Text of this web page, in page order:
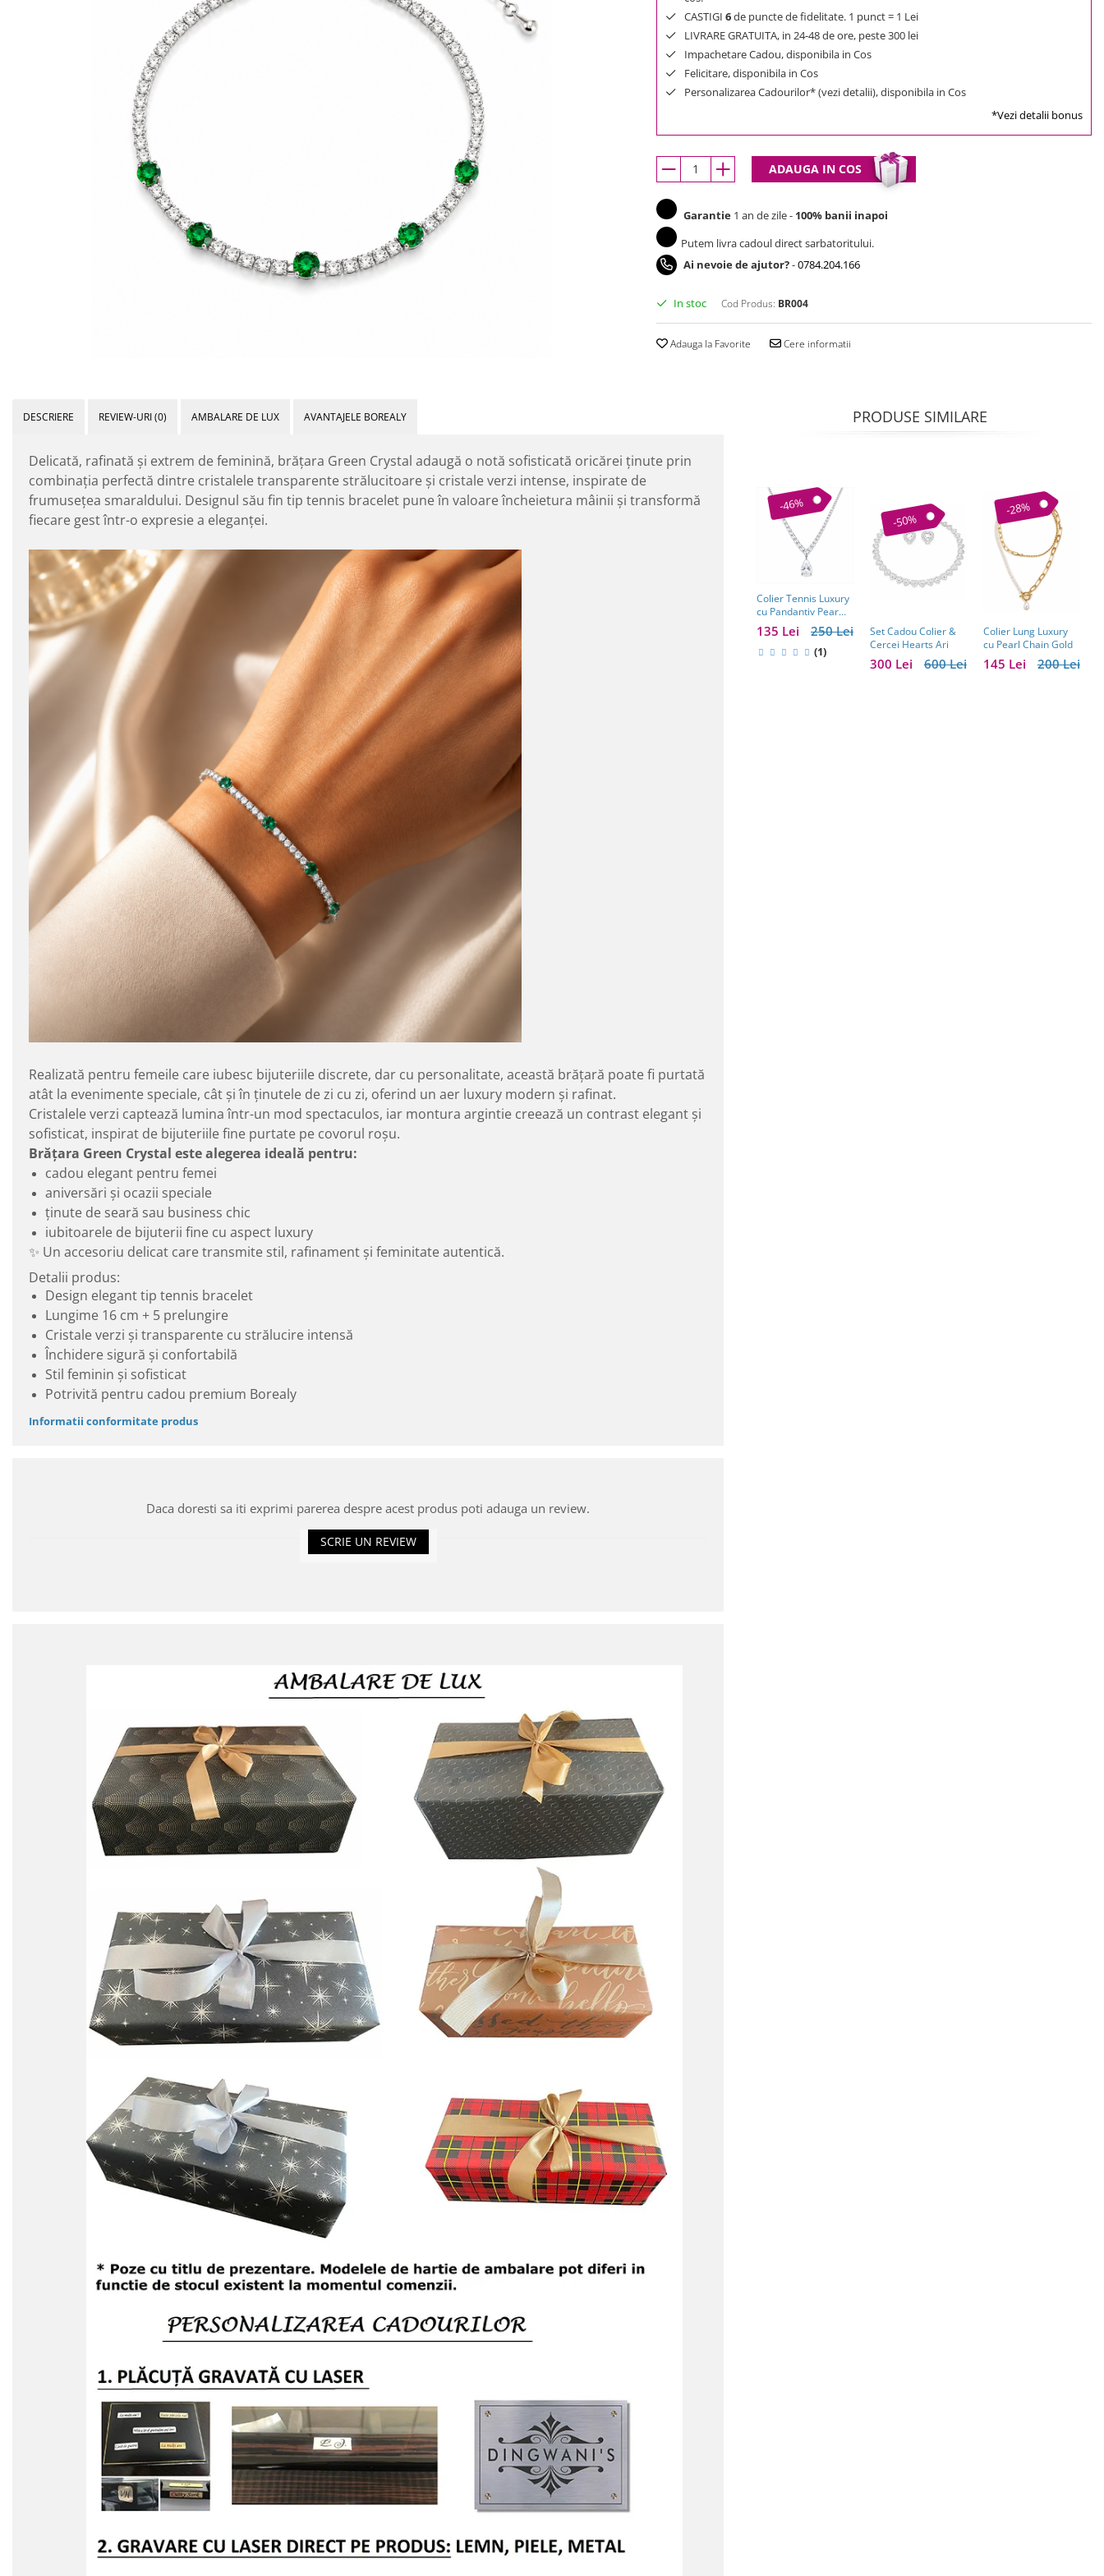
CASTIGI 6de puncte de fidelitate. 1 punct = 1 Lei
LIVRARE GRATUITA, in 24-48 de ore, peste 300 lei
Impachetare Cadou, disponibila in Cos
Felicitare, disponibila in Cos
Personalizarea Cadourilor* (vezi detalii), disponibila in Cos
*Vezi detalii bonus
ADAUGA IN COS
Garantie 1 an de zile - 100% banii inapoi
Putem livra cadoul direct sarbatoritului.
Ai nevoie de ajutor?-0784.204.166
In stoc Cod Produs: BR004
Adauga la Favorite Cere informatii
DESCRIERE REVIEW-URI(0) AMBALARE DE LUX AVANTAJELE BOREALY
Delicată, rafinată și extrem de feminină, brățara Green Crystal adaugă o notă sofisticată oricărei ținute prin
combinația perfectă dintre cristalele transparente strălucitoare și cristale verzi intense, inspirate de
frumusețea smaraldului. Designul său fin tip tennis bracelet pune în valoare încheietura mâinii și transformă
fiecare gest într-o expresie a eleganței.
Realizată pentru femeile care iubesc bijuteriile discrete, dar cu personalitate, această brățară poate fi purtată
atât la evenimente speciale, cât și în ținutele de zi cu zi, oferind un aer luxury modern și rafinat.
Cristalele verzi captează lumina într-un mod spectaculos, iar montura argintie creează un contrast elegant și
sofisticat, inspirat de bijuteriile fine purtate pe covorul roșu.
Brățara Green Crystal este alegerea ideală pentru:
cadou elegant pentru femei
aniversări și ocazii speciale
ținute de seară sau business chic
iubitoarele de bijuterii fine cu aspect luxury
✨ Un accesoriu delicat care transmite stil, rafinament și feminitate autentică.
Detalii produs:
Design elegant tip tennis bracelet
Lungime 16 cm + 5 prelungire
Cristale verzi și transparente cu strălucire intensă
Închidere sigură și confortabilă
Stil feminin și sofisticat
Potrivită pentru cadou premium Borealy
Informatii conformitate produs
Daca doresti sa iti exprimi parerea despre acest produs poti adauga un review.
SCRIE UN REVIEW
PRODUSE SIMILARE
-46%
Colier Tennis Luxury
cu Pandantiv Pear
Cut – Eleganță
Atemporală 250 Lei
135 Lei
(1)
-50%
Set Cadou Colier &
Cercei Hearts Ari
600 Lei
300 Lei
-28%
Colier Lung Luxury
cu Pearl Chain Gold
200 Lei
145 Lei